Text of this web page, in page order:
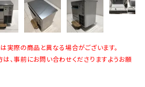
実際の商品と異なる場合がございます。
、事前にお問い合わせくださりますようお願